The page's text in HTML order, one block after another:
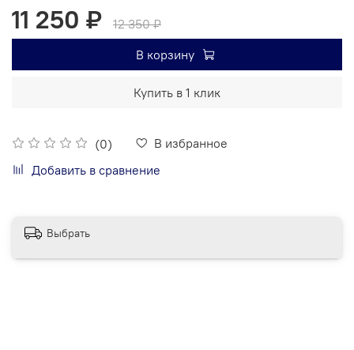
(0)
В избранное
Добавить в сравнение
11 250 ₽
12 350 ₽
В корзину
Купить в 1 клик
Выбрать